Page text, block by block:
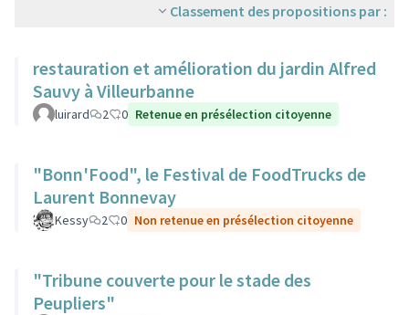
Classement des propositions par :
restauration et amélioration du jardin Alfred
Sauvy à Villeurbanne
luirard 2 0 Retenue en présélection citoyenne
"Bonn'Food", le Festival de FoodTrucks de
Laurent Bonnevay
Kessy 2 0 Non retenue en présélection citoyenne
"Tribune couverte pour le stade des
Peupliers"